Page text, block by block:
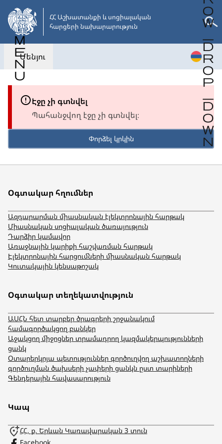
Անցնել
հիմնական
բովանդակությանը
ՀՀ Աշխատանքի և սոցիալական
հարցերի նախարարություն
Մենյու
Էջը չի գտնվել
Պահանջվող էջը չի գտնվել։
Փորձել կրկին
Օգտակար հղումներ
Ազդարարման միասնական էլեկտրոնային հարթակ
Միասնական սոցիալական ծառայություն
Դարձիր կամավոր
Առաջնային կարիքի հաշվառման հարթակ
Էլեկտրոնային հարցումների միասնական հարթակ
Կուտակային կենսաթոշակ
Օգտակար տեղեկատվություն
ԱՍՀՆ հետ տարբեր ծրագրերի շրջանակում
համագործակցող բանկեր
Աջակցող միջոցներ տրամադրող կազմակերպությունների
ցանկ
Օտարերկրյա պետություններ գործուղվող աշխատողների
գործուղման ծախսերի չափերի ցանկն ըստ տարիների
Գենդերային հավասարություն
Կապ
ՀՀ, ք. Երևան Կառավարական 3 տուն